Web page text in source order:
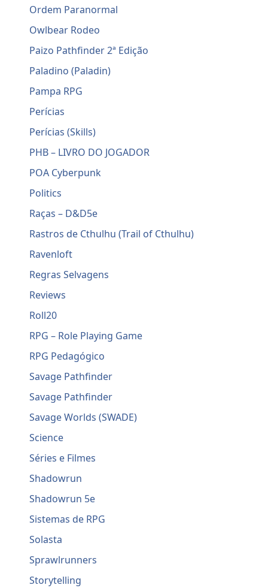
Ordem Paranormal
Owlbear Rodeo
Paizo Pathfinder 2ª Edição
Paladino (Paladin)
Pampa RPG
Perícias
Perícias (Skills)
PHB – LIVRO DO JOGADOR
POA Cyberpunk
Politics
Raças – D&D5e
Rastros de Cthulhu (Trail of Cthulhu)
Ravenloft
Regras Selvagens
Reviews
Roll20
RPG – Role Playing Game
RPG Pedagógico
Savage Pathfinder
Savage Pathfinder
Savage Worlds (SWADE)
Science
Séries e Filmes
Shadowrun
Shadowrun 5e
Sistemas de RPG
Solasta
Sprawlrunners
Storytelling